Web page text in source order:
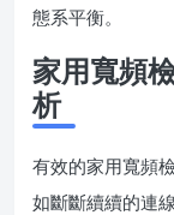
態系平衡。
家用寬頻
析
有效的家用寬頻
如斷斷續續的連